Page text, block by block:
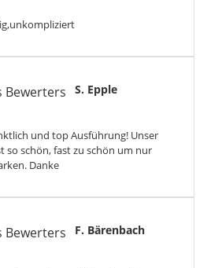
S. Epple
und top Ausführung! Unser
so schön, fast zu schön um nur
Danke
F. Bärenbach